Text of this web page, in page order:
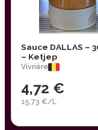
Sauce DALLAS –
– Ketjep
Vivrière
4,72 €
15,73 €/L